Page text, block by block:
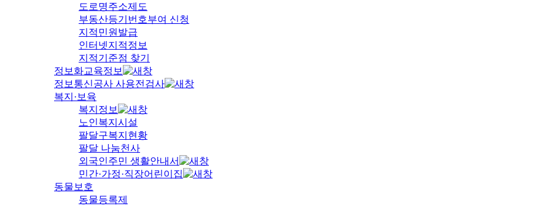
도로명주소제도
부동산등기번호부여 신청
지적민원발급
인터넷지적정보
지적기준점 찾기
정보화교육정보
정보통신공사 사용전검사
복지·보육
복지정보
노인복지시설
팔달구복지현황
팔달 나눔천사
외국인주민 생활안내서
민간·가정·직장어린이집
동물보호
동물등록제